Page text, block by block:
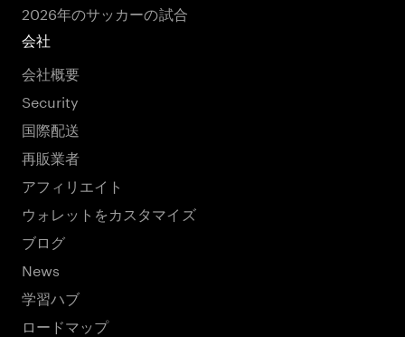
2026年のサッカーの試合
会社
会社概要
Security
国際配送
再販業者
アフィリエイト
ウォレットをカスタマイズ
ブログ
News
学習ハブ
ロードマップ